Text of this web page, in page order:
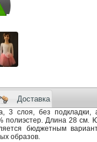
Доставка
3 слоя, без подкладки,
полиэстер. Длина 28 см.
бюджетным
образов.